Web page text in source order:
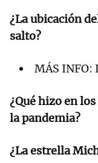
¿La ubicación
salto?
MÁS INFO:
¿Qué hizo en
la pandemia?
¿La estrella